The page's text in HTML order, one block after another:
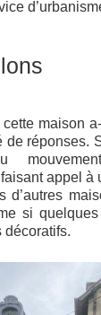
maison
de réponses.
appel à
d’autres
si
décoratifs.